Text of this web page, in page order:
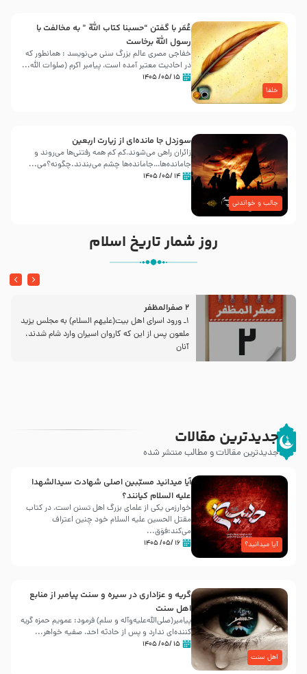
خلفا
عُمَر با گفتن “حسبنا كتاب اللّه ” به مخالفت با
رسول اللّه برخاست
خفاجی مصری عالم بزرگ سنی می‌نویسد : همانطور که
در احادیث معتبر آمده است، پیامبر اکرم (صلوات اللّه...
۱۵ /۰۵/ ۱۴۰۵
جالب و خواندنی
سوزدل جا مانده‌ای از زیارت اربعین
زائران راهی می‌شوند،کم‌ کم همه رفتنی‌ها می‌روند و
جامانده‌ها…جامانده‌ها چشم می‌بندند.چگونه؟می‌...
۱۴ /۰۵/ ۱۴۰۵
روز شمار تاریخ اسلام
2 صفرالمظفر
1ـ ورود اسراى اهل بیت‌(علیهم السلام) به مجلس یزید
ملعون پس از این كه كاروان اسیران وارد شام شدند،
آنان
جدیدترین مقالات
جدیدترین مقالات و مطالب منتشر شده
آیا میدانید؟
آیا میدانید مسبّبین اصلی شهادت سیدالشهدا
علیه ‌السلام کیانند؟
خوارزمی یکی از علمای بزرگ اهل تسنن است، در کتاب
مقتل الحسین علیه ‌السلام خود چنین اعتراف
می‌کند:فوَق...
۱۶ /۰۵/ ۱۴۰۵
اهل سنت
گریه و عزاداری در سیره و سنت پیامبر از منابع
اهل سنت
پیامبر(صلی‌الله‌علیه‌وآله و سلم) فرمود: عمویم حمزه گریه
کننده‌ای ندارد و پس از حادثه احد، صفیه خواهر...
۱۵ /۰۵/ ۱۴۰۵